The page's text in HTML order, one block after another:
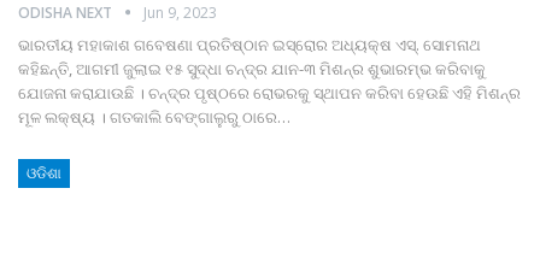
ODISHA NEXT Jun 9, 2023
ଭାରତୀୟ ମହାକାଶ ଗବେଷଣା ପ୍ରତିଷ୍ଠାନ ଇସ୍ରୋର ଅଧ୍ୟକ୍ଷ ଏସ୍‍. ସୋମନାଥ
କହିଛନ୍ତି, ଆଗମୀ ଜୁଲାଇ ୧୫ ସୁଦ୍ଧା ଚନ୍ଦ୍ର ଯାନ-୩ ମିଶନ୍‍ର ଶୁଭାରମ୍ଭ କରିବାକୁ
ଯୋଜନା କରାଯାଉଛି । ଚନ୍ଦ୍ର ପୃଷ୍ଠରେ ରୋଭରକୁ ସ୍ଥାପନ କରିବା ହେଉଛି ଏହି ମିଶନ୍‍ର
ମୂଳ ଲକ୍ଷ୍ୟ । ଗତକାଲି ବେଙ୍ଗାଲୁରୁ ଠାରେ…
ଓଡିଶା